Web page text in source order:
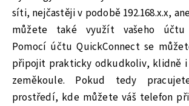
síti, nejčastěji v podobě 192.168.x.x,
můžete také využít vašeho účtu
Pomocí účtu QuickConnect se
připojit prakticky odkudkoliv, klidně
zeměkoule. Pokud tedy
prostředí, kde můžete váš telefon